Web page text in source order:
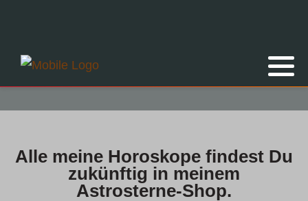
Alle meine Horoskope findest Du
zukünftig in meinem
Astrosterne-Shop.